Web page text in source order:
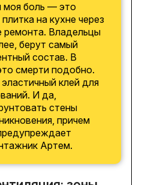
моя боль — это
на кухне через
ремонта. Владельцы
берут самый
состав. В
смерти подобно.
клей для
И да,
стены
причем
Артем.